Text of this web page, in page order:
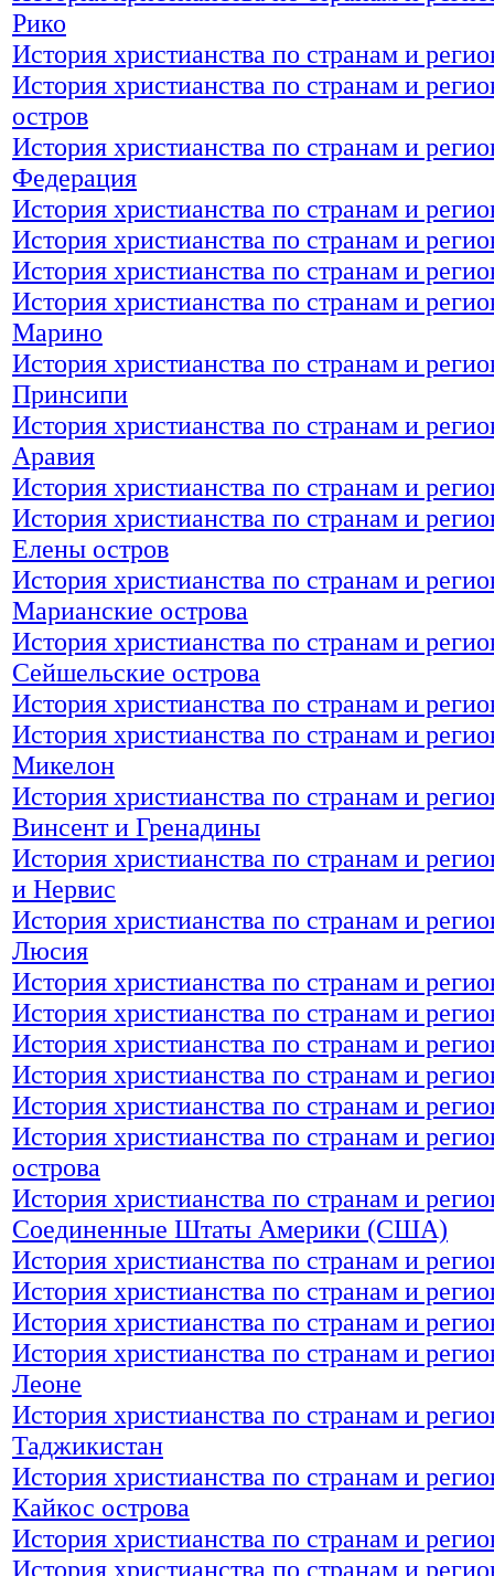
Рико
История христианства по странам и
История христианства по странам и
остров
История христианства по странам и
Федерация
История христианства по странам и
История христианства по странам и
История христианства по странам и
История христианства по странам и
Марино
История христианства по странам и
Принсипи
История христианства по странам и
Аравия
История христианства по странам и
История христианства по странам и
Елены остров
История христианства по странам и
Марианские острова
История христианства по странам и
Сейшельские острова
История христианства по странам и
История христианства по странам и
Микелон
История христианства по странам и
Винсент и Гренадины
История христианства по странам и
и Нервис
История христианства по странам и
Люсия
История христианства по странам и
История христианства по странам и
История христианства по странам и
История христианства по странам и
История христианства по странам и
История христианства по странам и
острова
История христианства по странам и
Соединенные Штаты Америки (США)
История христианства по странам и
История христианства по странам и
История христианства по странам и
История христианства по странам и
Леоне
История христианства по странам и
Таджикистан
История христианства по странам и
Кайкос острова
История христианства по странам и
История христианства по странам и